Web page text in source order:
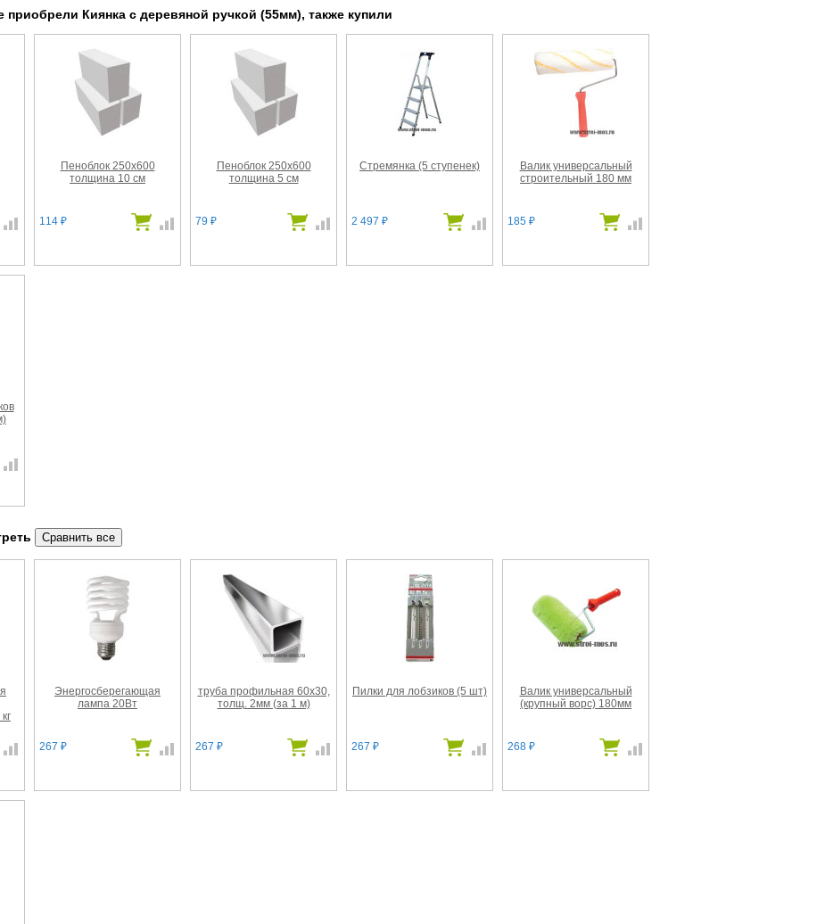
приобрели Киянка с деревяной ручкой (55мм), также купили
Пеноблок 250х600
толщина 10 см
114 ₽
Пеноблок 250х600
толщина 5 см
79 ₽
Стремянка (5 ступенек)
2 497 ₽
Валик универсальный
строительный 180 мм
185 ₽
Энергосберегающая
лампа 20Вт
267 ₽
труба профильная 60х30,
толщ. 2мм (за 1 м)
267 ₽
Пилки для лобзиков (5 шт)
267 ₽
Валик универсальный
(крупный ворс) 180мм
268 ₽